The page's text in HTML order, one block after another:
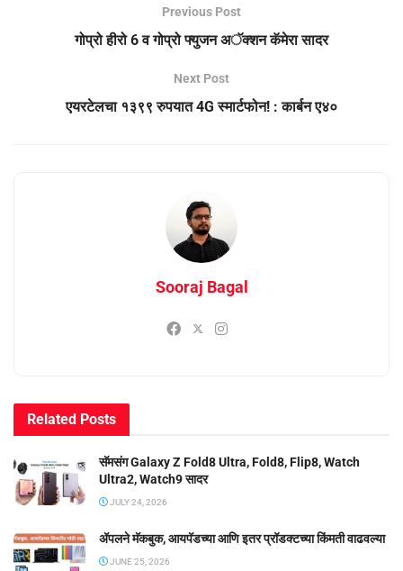
Previous Post
गोप्रो हीरो 6 व गोप्रो फ्युजन अॅक्शन कॅमेरा सादर
Next Post
एयरटेलचा १३९९ रुपयात 4G स्मार्टफोन! : कार्बन ए४०
Sooraj Bagal
Related Posts
सॅमसंग Galaxy Z Fold8 Ultra, Fold8, Flip8, Watch
Ultra2, Watch9 सादर
JULY 24, 2026
ॲपलने मॅकबुक, आयपॅडच्या आणि इतर प्रॉडक्टच्या किंमती वाढवल्या
JUNE 25, 2026